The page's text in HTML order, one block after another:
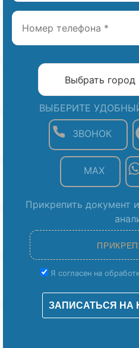
ВЫБЕРИТЕ
ЗВОНОК
MAX
Прикрепить документ
Я согласен на